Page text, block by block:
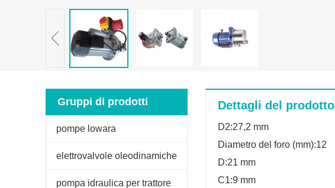
Gruppi di prodotti
pompe lowara
elettrovalvole oleodinamiche
pompa idraulica per trattore
Dettagli del prodotto
D2:27,2 mm
Diametro del foro (mm):12
D:21 mm
C1:9 mm